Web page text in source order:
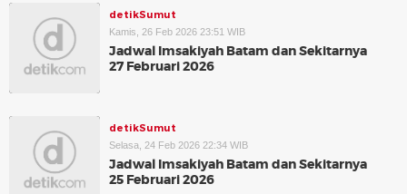
detikSumut
Kamis, 26 Feb 2026 23:51 WIB
Jadwal Imsakiyah Batam dan Sekitarnya
27 Februari 2026
detikSumut
Selasa, 24 Feb 2026 22:34 WIB
Jadwal Imsakiyah Batam dan Sekitarnya
25 Februari 2026